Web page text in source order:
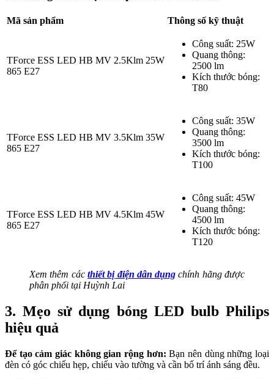
Mã sản phẩm Thông số kỹ thuật
TForce ESS LED HB MV 2.5Klm 25W
865 E27
Công suất: 25W
Quang thông:
2500 lm
Kích thước bóng:
T80
TForce ESS LED HB MV 3.5Klm 35W
865 E27
Công suất: 35W
Quang thông:
3500 lm
Kích thước bóng:
T100
TForce ESS LED HB MV 4.5Klm 45W
865 E27
Công suất: 45W
Quang thông:
4500 lm
Kích thước bóng:
T120
Xem thêm các thiết bị điện dân dụng chính hãng được
phân phối tại Huỳnh Lai
3. Mẹo sử dụng bóng LED bulb Philips
hiệu quả
Để tạo cảm giác không gian rộng hơn: Bạn nên dùng những loại
đèn có góc chiếu hẹp, chiếu vào tường và cần bố trí ánh sáng đều.